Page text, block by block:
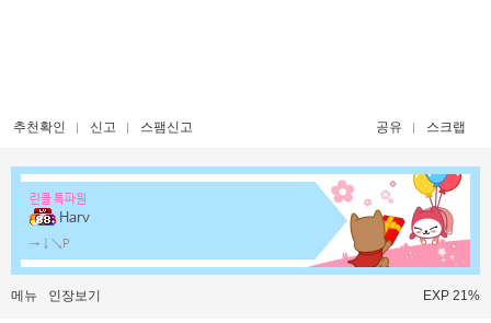
추천확인 신고 스팸신고 공유 스크랩
린클 특파원
Harv
→↓↘P
메뉴 인장보기 EXP 21%